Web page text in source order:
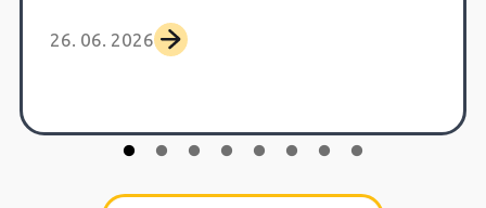
26. 06. 2026